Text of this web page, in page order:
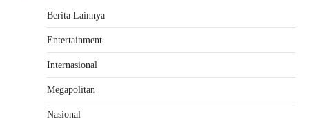
Berita Lainnya
Entertainment
Internasional
Megapolitan
Nasional